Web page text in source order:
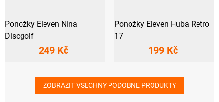
Ponožky Eleven Nina
Discgolf
249 Kč
Ponožky Eleven Huba Retro
17
199 Kč
ZOBRAZIT VŠECHNY PODOBNÉ PRODUKTY